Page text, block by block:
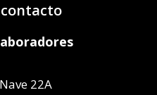
22A